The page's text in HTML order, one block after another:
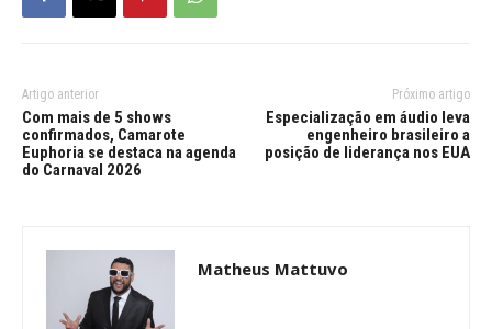
Artigo anterior
Com mais de 5 shows
confirmados, Camarote
Euphoria se destaca na agenda
do Carnaval 2026
Próximo artigo
Especialização em áudio leva
engenheiro brasileiro a
posição de liderança nos EUA
Matheus Mattuvo